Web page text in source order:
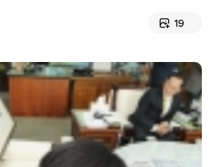
19